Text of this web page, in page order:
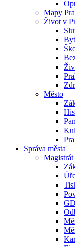
Mapy
Život v
Město
Správa města
Magistrát